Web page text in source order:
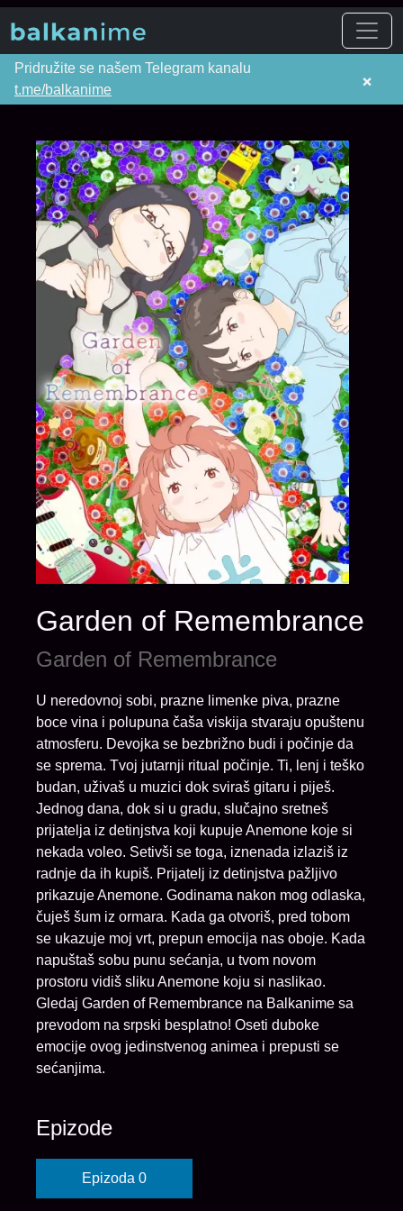
Pridružite se našem Telegram kanalu
t.me/balkanime
×
Garden of Remembrance
Garden of Remembrance
U neredovnoj sobi, prazne limenke piva, prazne
boce vina i polupuna čaša viskija stvaraju opuštenu
atmosferu. Devojka se bezbrižno budi i počinje da
se sprema. Tvoj jutarnji ritual počinje. Ti, lenj i teško
budan, uživaš u muzici dok sviraš gitaru i piješ.
Jednog dana, dok si u gradu, slučajno sretneš
prijatelja iz detinjstva koji kupuje Anemone koje si
nekada voleo. Setivši se toga, iznenada izlaziš iz
radnje da ih kupiš. Prijatelj iz detinjstva pažljivo
prikazuje Anemone. Godinama nakon mog odlaska,
čuješ šum iz ormara. Kada ga otvoriš, pred tobom
se ukazuje moj vrt, prepun emocija nas oboje. Kada
napuštaš sobu punu sećanja, u tvom novom
prostoru vidiš sliku Anemone koju si naslikao.
Gledaj Garden of Remembrance na Balkanime sa
prevodom na srpski besplatno! Oseti duboke
emocije ovog jedinstvenog animea i prepusti se
sećanjima.
Epizode
Epizoda 0